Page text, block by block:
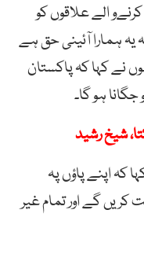
الے علاقوں کو
یہ ہمارا آئینی حق ہے
نے کہا کہ پاکستان
ہو گا۔
شیخ رشید
کہ اپنے پاؤں پہ
گے اور تمام غیر